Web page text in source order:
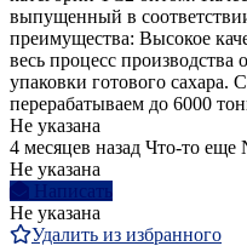
выпущенный в
преимущества: Высокое
весь процесс
упаковки готового
перерабатываем до 6000
Не указана
4 месяцев назад Что-то еще
Не указана
Написать
Не указана
Удалить из избранного